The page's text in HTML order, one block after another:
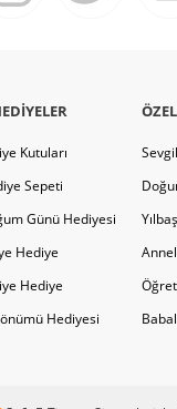
Kutuları
Sepeti
Günü Hediyesi
Hediye
Hediye
Hediyesi